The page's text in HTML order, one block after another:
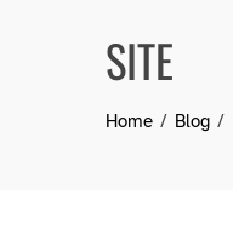
SITE
Home Blog